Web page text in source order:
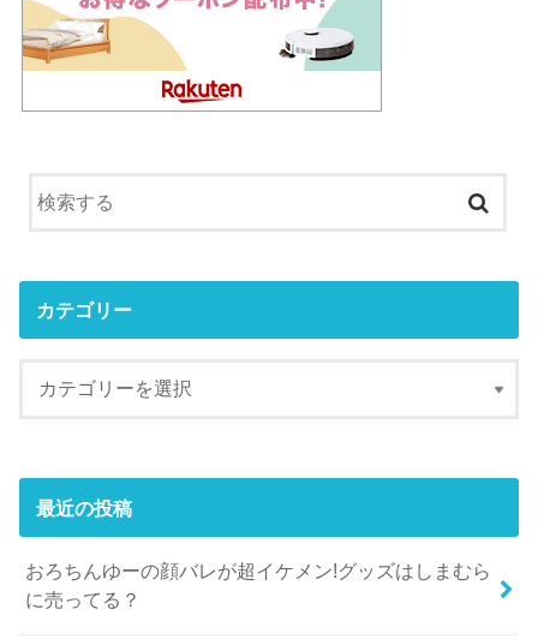
カテゴリー
最近の投稿
おろちんゆーの顔バレが超イケメン!グッズはしまむら
に売ってる？